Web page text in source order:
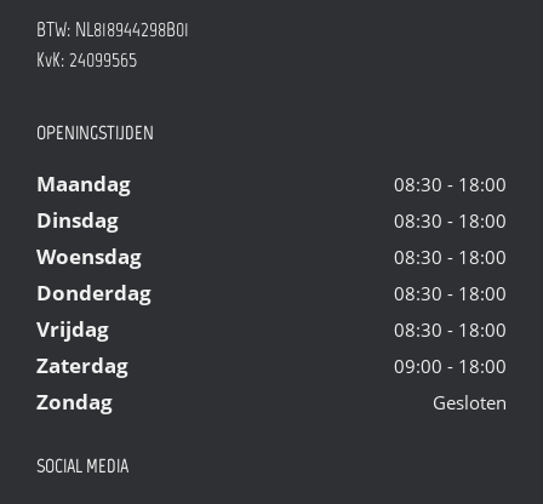
BTW: NL818944298B01
KvK: 24099565
OPENINGSTIJDEN
Maandag 08:30 - 18:00
Dinsdag 08:30 - 18:00
Woensdag 08:30 - 18:00
Donderdag 08:30 - 18:00
Vrijdag 08:30 - 18:00
Zaterdag 09:00 - 18:00
Zondag Gesloten
SOCIAL MEDIA